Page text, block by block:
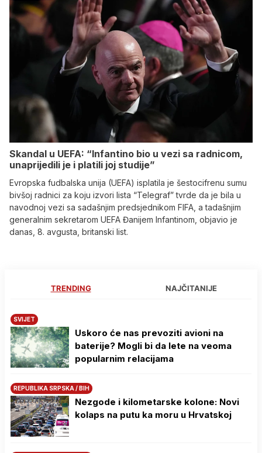
Skandal u UEFA: “Infantino bio u vezi sa radnicom,
unaprijedili je i platili joj studije”
Evropska fudbalska unija (UEFA) isplatila je šestocifrenu sumu
bivšoj radnici za koju izvori lista “Telegraf” tvrde da je bila u
navodnoj vezi sa sadašnjim predsjednikom FIFA, a tadašnjim
generalnim sekretarom UEFA Đanijem Infantinom, objavio je
danas, 8. avgusta, britanski list.
TRENDING NAJČITANIJE
SVIJET
Uskoro će nas prevoziti avioni na
baterije? Mogli bi da lete na veoma
popularnim relacijama
REPUBLIKA SRPSKA / BIH
Nezgode i kilometarske kolone: Novi
kolaps na putu ka moru u Hrvatskoj